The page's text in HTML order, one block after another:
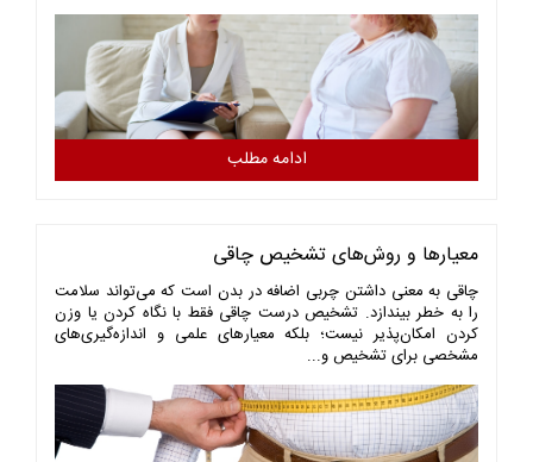
ادامه مطلب
معیارها و روش‌های تشخیص چاقی
چاقی به معنی داشتن چربی اضافه در بدن است که می‌تواند سلامت
را به خطر بیندازد. تشخیص درست چاقی فقط با نگاه کردن یا وزن
کردن امکان‌پذیر نیست؛ بلکه معیارهای علمی و اندازه‌گیری‌های
مشخصی برای تشخیص و...